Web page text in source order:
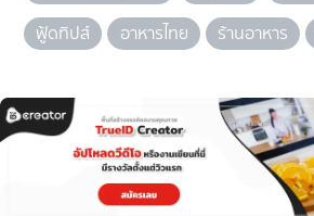
ฟู้ดทิปส์
อาหารไทย ร้านอาหาร